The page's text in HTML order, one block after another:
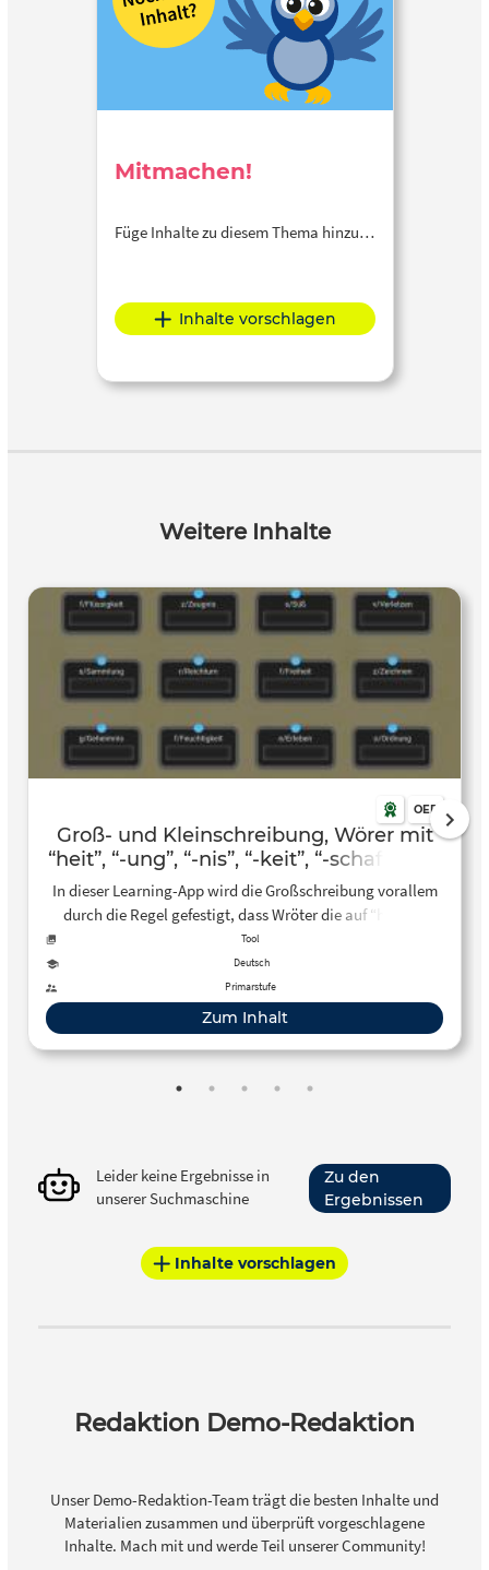
Mitmachen!
Füge Inhalte zu diesem Thema hinzu…
Inhalte vorschlagen
Weitere Inhalte
OER
Groß- und Kleinschreibung, Wörer mit
“heit”, “-ung”, “-nis”, “-keit”, “-schaft” und
“-tum”
In dieser Learning-App wird die Großschreibung vorallem
durch die Regel gefestigt, dass Wröter die auf “heit”, “-
ung”, “-nis”, “-keit”, “-schaft” und “-tum” enden groß
geschrieben werden.
Tool
Deutsch
Primarstufe
Zum Inhalt
Leider keine Ergebnisse in
unserer Suchmaschine
Zu den
Ergebnissen
Inhalte vorschlagen
Redaktion Demo-Redaktion
Unser Demo-Redaktion-Team trägt die besten Inhalte und
Materialien zusammen und überprüft vorgeschlagene
Inhalte. Mach mit und werde Teil unserer Community!